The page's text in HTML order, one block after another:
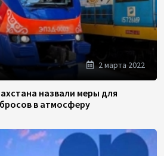
2 марта 2022
назвали меры для
в атмосферу